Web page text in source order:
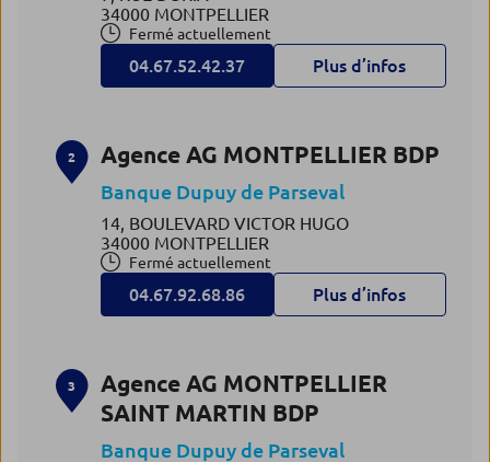
34000 MONTPELLIER
Fermé actuellement
04.67.52.42.37 Plus d’infos
2 Agence AG MONTPELLIER BDP
Banque Dupuy de Parseval
14, BOULEVARD VICTOR HUGO
34000 MONTPELLIER
Fermé actuellement
04.67.92.68.86 Plus d’infos
3
Agence AG MONTPELLIER
SAINT MARTIN BDP
Banque Dupuy de Parseval